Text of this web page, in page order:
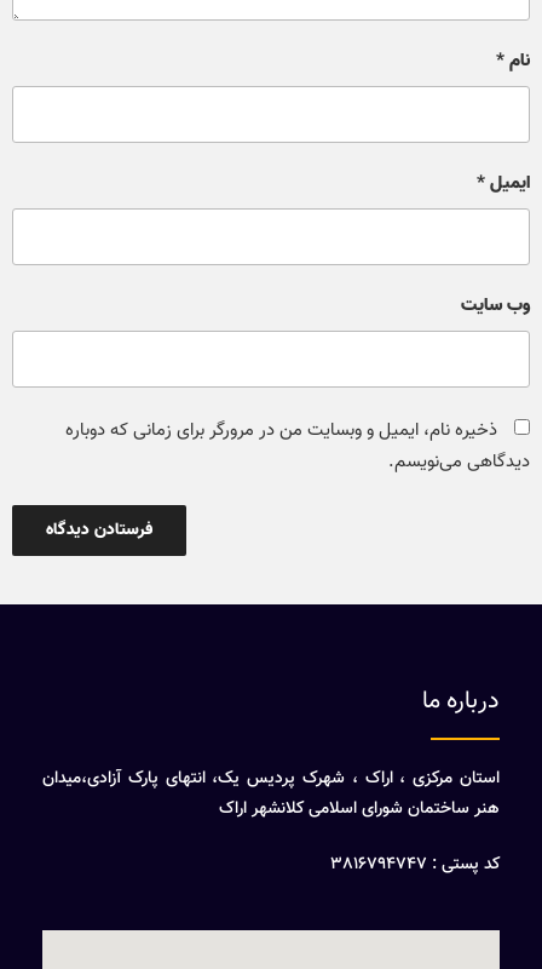
نام*
ایمیل*
وب‌ سایت
ذخیره نام، ایمیل و وبسایت من در مرورگر برای زمانی که دوباره
دیدگاهی می‌نویسم.
درباره ما
استان مرکزی ، اراک ، شهرک پردیس یک، انتهای پارک آزادی،میدان
هنر ساختمان شورای اسلامی کلانشهر اراک
کد پستی : 3816794747